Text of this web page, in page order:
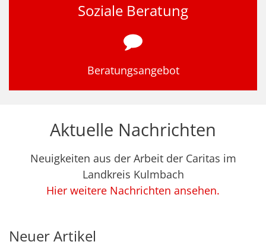
Soziale Beratung
Beratungsangebot
Aktuelle Nachrichten
Neuigkeiten aus der Arbeit der Caritas im
Landkreis Kulmbach
Hier weitere Nachrichten ansehen.
Neuer Artikel